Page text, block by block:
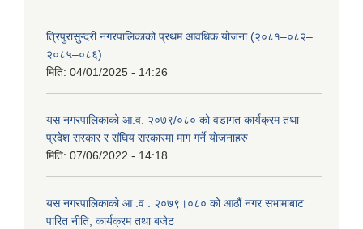
त्रिपुरासुन्दरी नगरपालिकाको प्रथम आवधिक योजना (२०८१–०८२–
२०८५–०८६)
मिति: 04/01/2025 - 14:26
यस नगरपालिकाको आ.व. २०७९/०८० को वडागत कार्यक्रम तथा
प्रदेश सरकार र संघिय सरकारमा माग गर्ने याेजनाहरु
मिति: 07/06/2022 - 14:18
यस नगरपालिकाको आ‍ .व . २०७९।०८० को आठौं नगर सभामाबाट
पारित नीति, कार्यक्रम तथा बजेट